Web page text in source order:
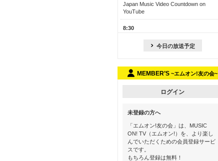
Japan Music Video Countdown on
YouTube
8:30
M-ON! カラオケカウントダウン 50
Official髭男dism特集
よりぬき! この夏聴きたい! サマーソン
グメドレー【歌詞入り】
21:00
季節を感じよう! シーズンソング特集
-8月編-【歌詞入り】
今日の放送予定
MEMBER’S ~エムオン!友の会~
ログイン
未登録の方へ
「エムオン!友の会」は、MUSIC
ON! TV（エムオン!）を、より楽し
んでいただくための会員登録サービ
スです。
もちろん登録は無料！